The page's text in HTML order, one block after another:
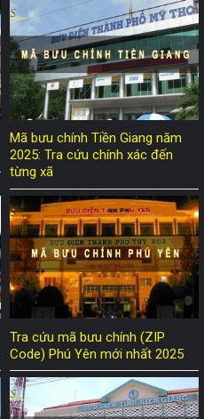
Mã bưu chính Tiền Giang năm
2025: Tra cứu chính xác đến
từng xã
Tra cứu mã bưu chính (ZIP
Code) Phú Yên mới nhất 2025